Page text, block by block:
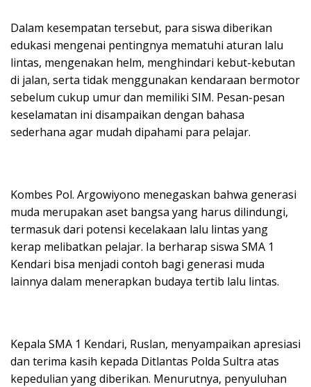
Dalam kesempatan tersebut, para siswa diberikan
edukasi mengenai pentingnya mematuhi aturan lalu
lintas, mengenakan helm, menghindari kebut-kebutan
di jalan, serta tidak menggunakan kendaraan bermotor
sebelum cukup umur dan memiliki SIM. Pesan-pesan
keselamatan ini disampaikan dengan bahasa
sederhana agar mudah dipahami para pelajar.
Kombes Pol. Argowiyono menegaskan bahwa generasi
muda merupakan aset bangsa yang harus dilindungi,
termasuk dari potensi kecelakaan lalu lintas yang
kerap melibatkan pelajar. Ia berharap siswa SMA 1
Kendari bisa menjadi contoh bagi generasi muda
lainnya dalam menerapkan budaya tertib lalu lintas.
Kepala SMA 1 Kendari, Ruslan, menyampaikan apresiasi
dan terima kasih kepada Ditlantas Polda Sultra atas
kepedulian yang diberikan. Menurutnya, penyuluhan